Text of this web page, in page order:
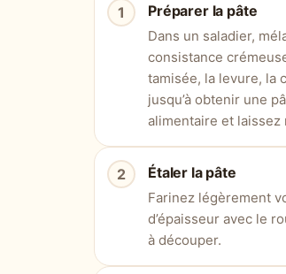
Préparer la pâte
Dans un saladier,
consistance
tamisée, la levure, la
jusqu’à obtenir une
alimentaire et
Étaler la pâte
Farinez légèrement
d’épaisseur avec le
à découper.